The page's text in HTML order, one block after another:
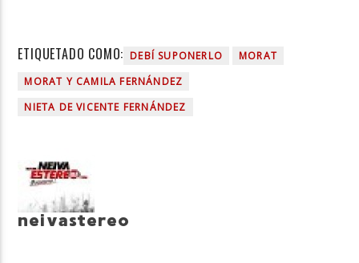
ETIQUETADO COMO: DEBÍ SUPONERLO
MORAT
MORAT Y CAMILA FERNÁNDEZ
NIETA DE VICENTE FERNÁNDEZ
neivastereo